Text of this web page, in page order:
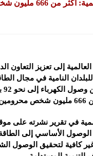
منظمة الصحة العالمية:
إلى تعزيز التعاون
النامية في مجال
في تقرير نشرته على
غير كافية لتحقيق الوصول